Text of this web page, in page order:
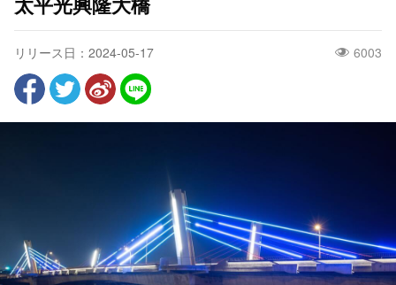
る
リリース日：2024-05-17 6003